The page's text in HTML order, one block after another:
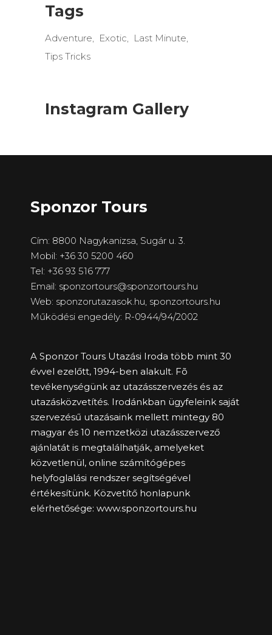
Tags
Adventure Exotic
Last Minute
Tips Tricks
Instagram Gallery
Sponzor Tours
Cím: 8800 Nagykanizsa, Sugár u. 3.
Mobil: +36 30 5200 460
Tel: +36 93 516 777
Email: sponzortours@sponzortours.hu
Web: sponzorutazasok.hu, sponzortours.hu
Működési engedély: R-0944/94/2002
A Sponzor Tours Utazási Iroda több mint 30
évvel ezelőtt, 1994-ben alakult. Fõ
tevékenységünk az utazásszervezés és az
utazásközvetítés. Irodánkban ügyfeleink saját
szervezésű utazásaink mellett mintegy 80
magyar és 10 nemzetközi utazásszervező
ajánlatát is megtalálhatják, amelyeket
közvetlenül, online számítógépes
helyfoglalási rendszer segítségével
értékesítünk. Közvetítő honlapunk
elérhetősége: www.sponzortours.hu